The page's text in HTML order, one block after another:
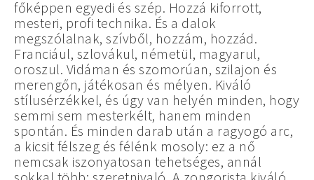
főképpen egyedi és szép. Hozzá kiforrott,
mesteri, profi technika. És a dalok
megszólalnak, szívből, hozzám, hozzád.
Franciául, szlovákul, németül, magyarul,
oroszul. Vidáman és szomorúan, szilajon és
merengőn, játékosan és mélyen. Kiváló
stílusérzékkel, és úgy van helyén minden, hogy
semmi sem mesterkélt, hanem minden
spontán. És minden darab után a ragyogó arc,
a kicsit félszeg és félénk mosoly: ez a nő
nemcsak iszonyatosan tehetséges, annál